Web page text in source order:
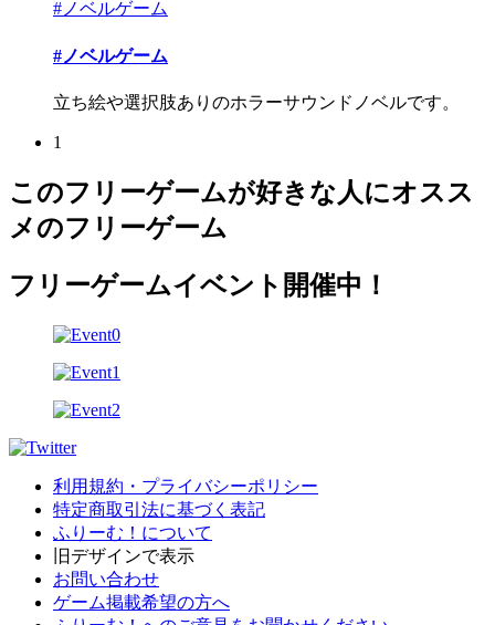
#ノベルゲーム
#ノベルゲーム
立ち絵や選択肢ありのホラーサウンドノベルです。
1
このフリーゲームが好きな人にオスス
メのフリーゲーム
フリーゲームイベント開催中！
利用規約・プライバシーポリシー
特定商取引法に基づく表記
ふりーむ！について
旧デザインで表示
お問い合わせ
ゲーム掲載希望の方へ